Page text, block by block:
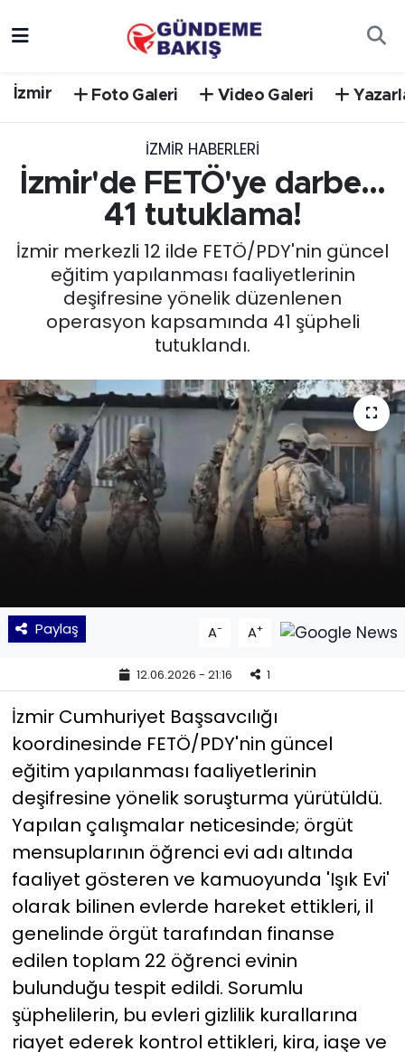
İzmir Foto Galeri Video Galeri
İZMIR HABERLERI
İzmir'de FETÖ'ye darbe...
41 tutuklama!
İzmir merkezli 12 ilde FETÖ/PDY'nin güncel
eğitim yapılanması faaliyetlerinin
deşifresine yönelik düzenlenen
operasyon kapsamında 41 şüpheli
tutuklandı.
Paylaş A- A+
12.06.2026 - 21:16 1
İzmir Cumhuriyet Başsavcılığı
koordinesinde FETÖ/PDY'nin güncel
eğitim yapılanması faaliyetlerinin
deşifresine yönelik soruşturma yürütüldü.
Yapılan çalışmalar neticesinde; örgüt
mensuplarının öğrenci evi adı altında
faaliyet gösteren ve kamuoyunda 'Işık Evi'
olarak bilinen evlerde hareket ettikleri, il
genelinde örgüt tarafından finanse
edilen toplam 22 öğrenci evinin
bulunduğu tespit edildi. Sorumlu
şüphelilerin, bu evleri gizlilik kurallarına
riayet ederek kontrol ettikleri, kira, iaşe ve
EĞİTİM
EKONOMİ
English News
GÜNCEL
KÜLTÜR SANAT
MAGAZİN
POLİTİKA
Siyaset
TEKNOLOJİ
Yaşam
YEREL POLİTİKA
YEREL YÖNETİMLER
Yurt
Trafik Durumu
Süper Lig Puan Durumu ve Fikstür
Tüm Manşetler
Son Dakika Haberleri